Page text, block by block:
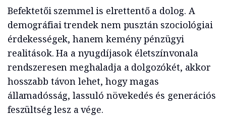
Befektetői szemmel is elrettentő a dolog. A
demográfiai trendek nem pusztán szociológiai
érdekességek, hanem kemény pénzügyi
realitások. Ha a nyugdíjasok életszínvonala
rendszeresen meghaladja a dolgozókét, akkor
hosszabb távon lehet, hogy magas
államadósság, lassuló növekedés és generációs
feszültség lesz a vége.